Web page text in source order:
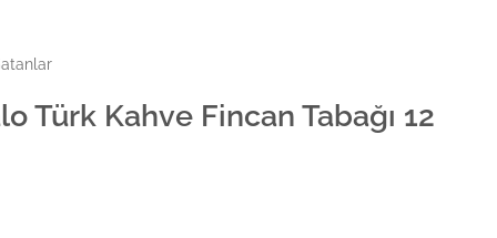
Türk Kahve Fincan Tabağı 12
Fincan Tabağı 12 cm adet